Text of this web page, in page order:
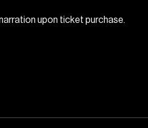
upon ticket purchase.